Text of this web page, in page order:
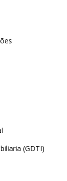
(GDTI)